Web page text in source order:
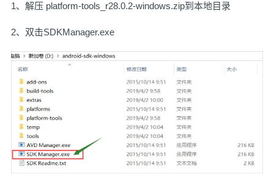
1、解压 platform-tools_r28.0.2-windows.zip到本地目录
2、双击SDKManager.exe